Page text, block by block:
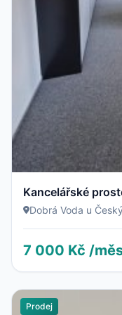
Kancelářské
Dobrá Voda u
7 000 Kč /
Prodej